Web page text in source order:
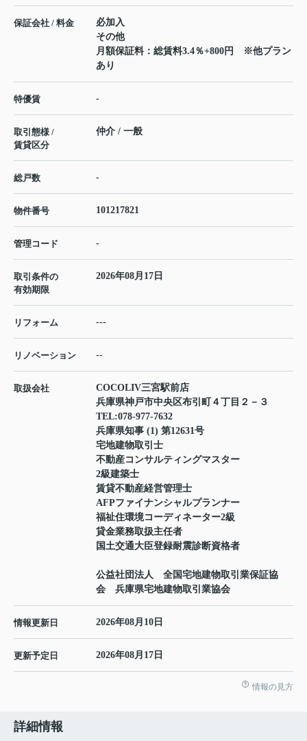
保証会社 / 料金
必加入
その他
月額保証料：総賃料3.4％+800円 ※他プラン
あり
特優賃 -
取引態様 /
賃貸区分
仲介 / 一般
総戸数 -
物件番号 101217821
管理コード -
取引条件の
有効期限
2026年08月17日
リフォーム ---
リノベーション --
取扱会社
COCOLIV三宮駅前店
兵庫県神戸市中央区布引町４丁目２－３
TEL:078-977-7632
兵庫県知事 (1) 第12631号
宅地建物取引士
不動産コンサルティングマスター
2級建築士
賃貸不動産経営管理士
AFPファイナンシャルプランナー
福祉住環境コーディネーター2級
貸金業務取扱主任者
国土交通大臣登録耐震診断資格者
公益社団法人 全国宅地建物取引業保証協
会 兵庫県宅地建物取引業協会
情報更新日 2026年08月10日
更新予定日 2026年08月17日
情報の見方
詳細情報